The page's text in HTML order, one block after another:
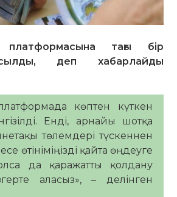
платформасына тағы бір
деп хабарлайды
көптен күткен
Енді, арнайы шотқа
төлемдері түскеннен
өтініміңізді қайта өңдеуге
да қаражатты қолдану
аласыз», – делінген